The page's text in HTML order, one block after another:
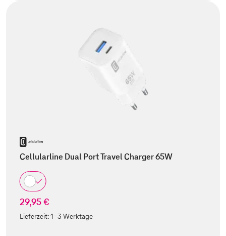
Cellularline Dual Port Travel Charger 65W
29,95 €
Lieferzeit:1-3 Werktage